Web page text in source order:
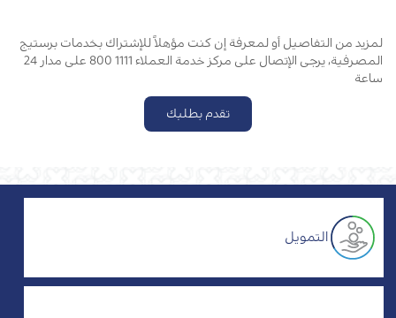
لمزيد من التفاصيل أو لمعرفة إن كنت مؤهلاً للإشتراك بخدمات برستيج
المصرفية، يرجى الإتصال على مركز خدمة العملاء 1111 800 على مدار 24
ساعة
تقدم بطلبك
التمويل